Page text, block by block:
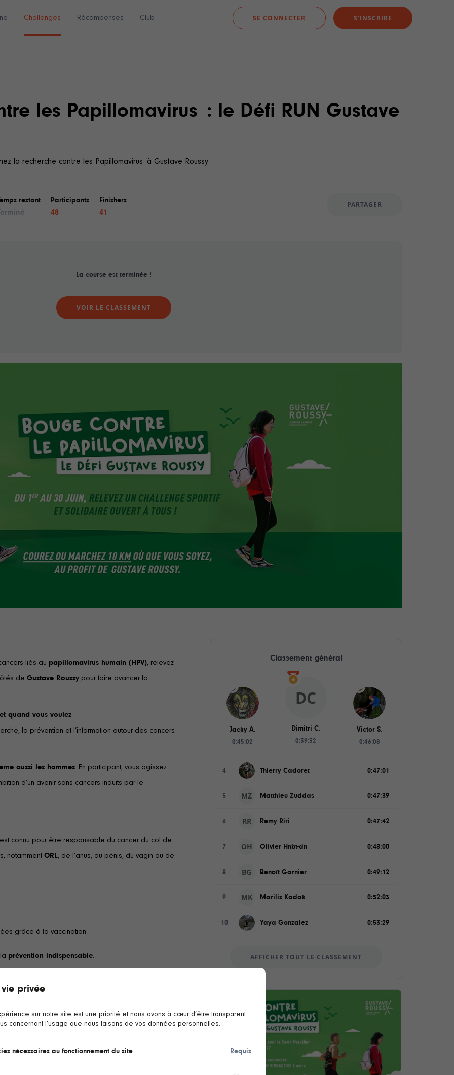
Challenges Récompenses Club SE CONNECTER S'INSCRIRE
les Papillomavirus : le Défi RUN Gustave
la recherche contre les Papillomavirus à Gustave Roussy
restant Participants
48
Finishers
41
PARTAGER
La course est terminée !
VOIR LE CLASSEMENT
liés au papillomavirus humain (HPV), relevez
de Gustave Roussy pour faire avancer la
quand vous voulez.
la prévention et l’information autour des cancers
aussi les hommes. En participant, vous agissez
d’un avenir sans cancers induits par le
est connu pour être responsable du cancer du col de
notamment ORL, de l’anus, du pénis, du vagin ou de
grâce à la vaccination
prévention indispensable.
efficace pour prévenir ces cancers.
et garçonsentre 11 et 14 ans en France, avec un
reste insuffisante. D’où l’importance de
Classement général
Jacky A.
0:45:02
DC
Dimitri C.
0:39:32
Victor S.
0:46:08
4 Thierry Cadoret 0:47:01
5 MZ Matthieu Zuddas 0:47:39
6 RR Remy Riri 0:47:42
7 OH Olivier Hnbt-dn 0:48:00
8 BG Benoît Garnier 0:49:12
9 MK Marilis Kadak 0:52:03
10 Yaya Gonzalez 0:53:29
AFFICHER TOUT LE CLASSEMENT
privée
sur notre site est une priorité et nous avons à cœur d’être transparent
concernant l’usage que nous faisons de vos données personnelles.
nécessaires au fonctionnement du site Requis